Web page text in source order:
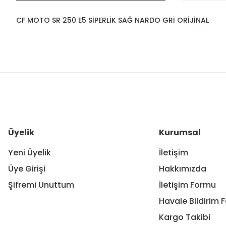
CF MOTO SR 250 E5 SİPERLİK SAĞ NARDO GRİ ORİJİNAL
Ürün bilgilerinde hatalar bulunuyor.
Üyelik
Yeni Üyelik
Üye Girişi
Şifremi Unuttum
Kurumsal
İletişim
Hakkımızda
İletişim Formu
Havale Bildirim
Kargo Takibi